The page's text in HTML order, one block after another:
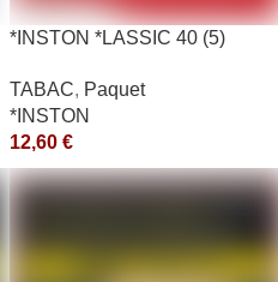
*INSTON *LASSIC 40 (5)
TABAC, Paquet
*INSTON
12,60 €